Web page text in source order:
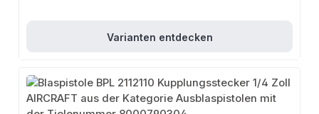
Varianten entdecken